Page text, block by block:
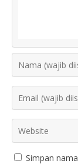
Simpan